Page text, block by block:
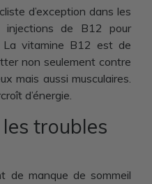
d’exception dans les
injections de B12 pour
La vitamine B12 est de
non seulement contre
mais aussi musculaires.
d’énergie.
troubles
de manque de sommeil